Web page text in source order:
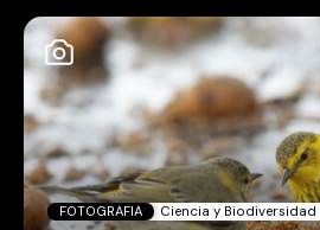
FOTOGRAFIA Ciencia y Biodiversidad